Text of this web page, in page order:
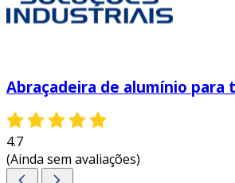
Abraçadeira de alumínio para
4.7
(Ainda sem avaliações)